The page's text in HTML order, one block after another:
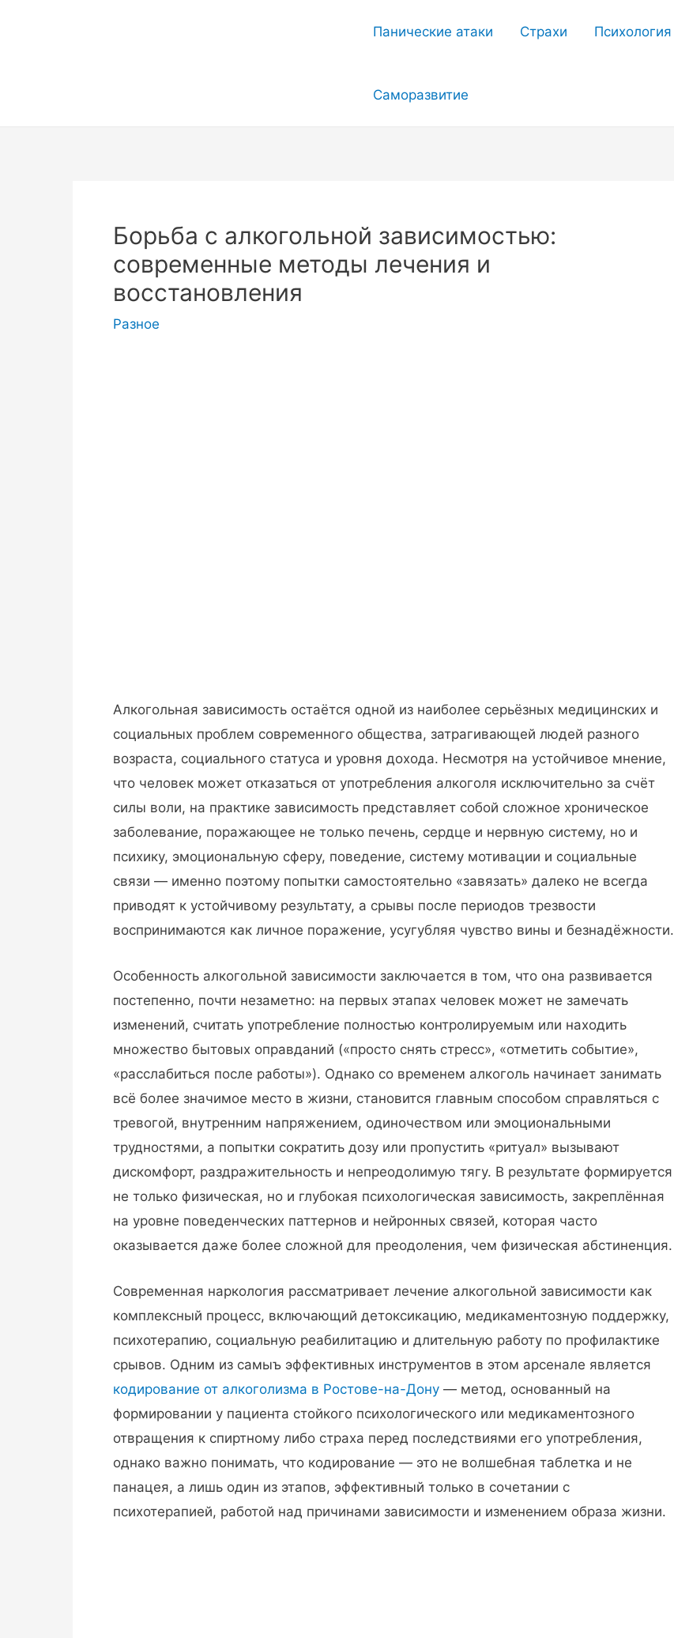
Панические атаки Страхи Психология
Саморазвитие
Борьба с алкогольной зависимостью:
современные методы лечения и
восстановления
Разное
Алкогольная зависимость остаётся одной из наиболее серьёзных медицинских и
социальных проблем современного общества, затрагивающей людей разного
возраста, социального статуса и уровня дохода. Несмотря на устойчивое мнение,
что человек может отказаться от употребления алкоголя исключительно за счёт
силы воли, на практике зависимость представляет собой сложное хроническое
заболевание, поражающее не только печень, сердце и нервную систему, но и
психику, эмоциональную сферу, поведение, систему мотивации и социальные
связи — именно поэтому попытки самостоятельно «завязать» далеко не всегда
приводят к устойчивому результату, а срывы после периодов трезвости
воспринимаются как личное поражение, усугубляя чувство вины и безнадёжности.
Особенность алкогольной зависимости заключается в том, что она развивается
постепенно, почти незаметно: на первых этапах человек может не замечать
изменений, считать употребление полностью контролируемым или находить
множество бытовых оправданий («просто снять стресс», «отметить событие»,
«расслабиться после работы»). Однако со временем алкоголь начинает занимать
всё более значимое место в жизни, становится главным способом справляться с
тревогой, внутренним напряжением, одиночеством или эмоциональными
трудностями, а попытки сократить дозу или пропустить «ритуал» вызывают
дискомфорт, раздражительность и непреодолимую тягу. В результате формируется
не только физическая, но и глубокая психологическая зависимость, закреплённая
на уровне поведенческих паттернов и нейронных связей, которая часто
оказывается даже более сложной для преодоления, чем физическая абстиненция.
Современная наркология рассматривает лечение алкогольной зависимости как
комплексный процесс, включающий детоксикацию, медикаментозную поддержку,
психотерапию, социальную реабилитацию и длительную работу по профилактике
срывов. Одним из самыъ эффективных инструментов в этом арсенале является
кодирование от алкоголизма в Ростове-на-Дону — метод, основанный на
формировании у пациента стойкого психологического или медикаментозного
отвращения к спиртному либо страха перед последствиями его употребления,
однако важно понимать, что кодирование — это не волшебная таблетка и не
панацея, а лишь один из этапов, эффективный только в сочетании с
психотерапией, работой над причинами зависимости и изменением образа жизни.